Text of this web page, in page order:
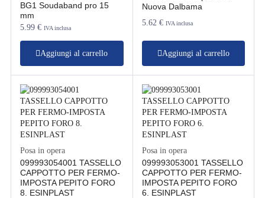
BG1 Soudaband pro 15
mm
5.99€ IVA inclusa
Aggiungi al carrello
Nuova Dalbama
5.62 € IVA inclusa
Aggiungi al carrello
Posa in opera
099993054001 TASSELLO
CAPPOTTO PER FERMO-
IMPOSTA PEPITO FORO
8. ESINPLAST
Posa in opera
099993053001 TASSELLO
CAPPOTTO PER FERMO-
IMPOSTA PEPITO FORO
6. ESINPLAST